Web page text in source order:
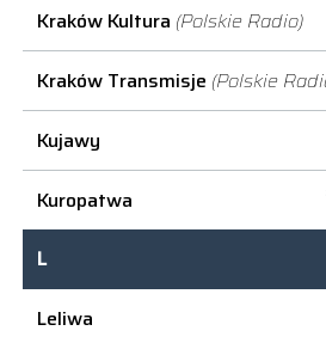
Kraków Kultura (Polskie Radio)
Kraków Transmisje (Polskie
Kujawy
Kuropatwa
L
Leliwa